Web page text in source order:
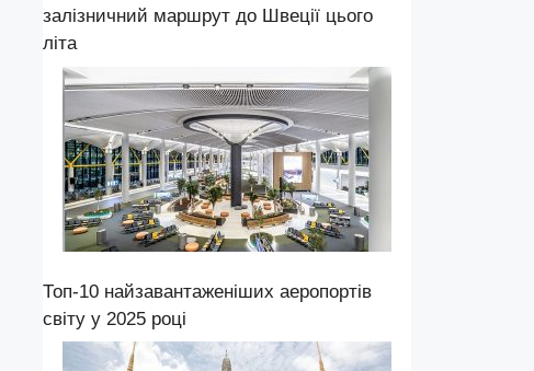
залізничний маршрут до Швеції цього
літа
Топ-10 найзавантаженіших аеропортів
світу у 2025 році